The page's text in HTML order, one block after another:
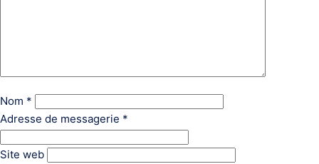
Nom *
Adresse de messagerie *
Site web